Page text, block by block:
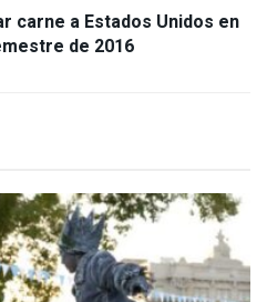
carne a Estados Unidos en
de 2016